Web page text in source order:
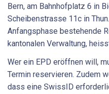
Bern, am Bahnhofplatz 6 in
Scheibenstrasse 11c in
Anfangsphase bestehende
kantonalen Verwaltung,
Wer ein EPD eröffnen will,
Termin reservieren. Zudem
dass eine SwissID